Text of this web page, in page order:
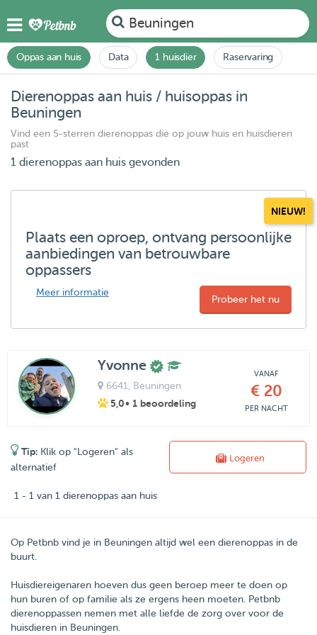
Beuningen
Oppas aan huis Data 1 huisdier Raservaring
Dierenoppas aan huis / huisoppas in
Beuningen
Vind een 5-sterren dierenoppas die op jouw huis en huisdieren
past
1 dierenoppas aan huis gevonden
NIEUW!
Plaats een oproep, ontvang persoonlijke
aanbiedingen van betrouwbare
oppassers
Meer informatie
Probeer het nu
Yvonne
6641 , Beuningen
5,0• 1 beoordeling
VANAF
€ 20
PER NACHT
Tip: Klik op "Logeren" als
alternatief
Logeren
1 - 1 van 1 dierenoppas aan huis
Op Petbnb vind je in Beuningen altijd wel een dierenoppas in de
buurt.
Huisdiereigenaren hoeven dus geen beroep meer te doen op
hun buren of op familie als ze ergens heen moeten. Petbnb
dierenoppassen nemen met alle liefde de zorg over voor de
huisdieren in Beuningen.